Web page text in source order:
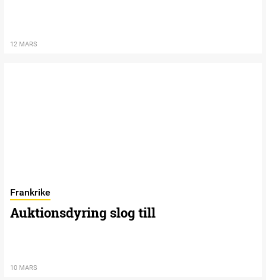
12 MARS
Frankrike
Auktionsdyring slog till
10 MARS